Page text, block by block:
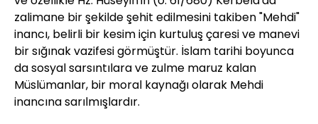
zalimane bir şekilde şehit edilmesini takiben "Mehdi"
inancı, belirli bir kesim için kurtuluş çaresi ve manevi
bir sığınak vazifesi görmüştür. İslam tarihi boyunca
da sosyal sarsıntılara ve zulme maruz kalan
Müslümanlar, bir moral kaynağı olarak Mehdi
inancına sarılmışlardır.